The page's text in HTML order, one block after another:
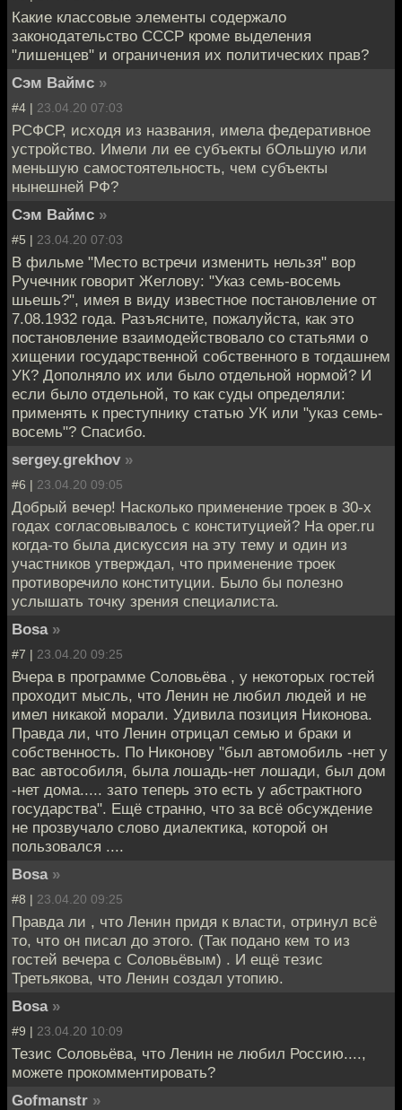
Какие классовые элементы содержало
законодательство СССР кроме выделения
"лишенцев" и ограничения их политических прав?
Сэм Ваймс »
#4 | 23.04.20 07:03
РСФСР, исходя из названия, имела федеративное
устройство. Имели ли ее субъекты бОльшую или
меньшую самостоятельность, чем субъекты
нынешней РФ?
Сэм Ваймс »
#5 | 23.04.20 07:03
В фильме "Место встречи изменить нельзя" вор
Ручечник говорит Жеглову: "Указ семь-восемь
шьешь?", имея в виду известное постановление от
7.08.1932 года. Разъясните, пожалуйста, как это
постановление взаимодействовало со статьями о
хищении государственной собственного в тогдашнем
УК? Дополняло их или было отдельной нормой? И
если было отдельной, то как суды определяли:
применять к преступнику статью УК или "указ семь-
восемь"? Спасибо.
sergey.grekhov »
#6 | 23.04.20 09:05
Добрый вечер! Насколько применение троек в 30-х
годах согласовывалось с конституцией? На oper.ru
когда-то была дискуссия на эту тему и один из
участников утверждал, что применение троек
противоречило конституции. Было бы полезно
услышать точку зрения специалиста.
Bosa »
#7 | 23.04.20 09:25
Вчера в программе Соловьёва , у некоторых гостей
проходит мысль, что Ленин не любил людей и не
имел никакой морали. Удивила позиция Никонова.
Правда ли, что Ленин отрицал семью и браки и
собственность. По Никонову "был автомобиль -нет у
вас автособиля, была лошадь-нет лошади, был дом
-нет дома..... зато теперь это есть у абстрактного
государства". Ещё странно, что за всё обсуждение
не прозвучало слово диалектика, которой он
пользовался ....
Bosa »
#8 | 23.04.20 09:25
Правда ли , что Ленин придя к власти, отринул всё
то, что он писал до этого. (Так подано кем то из
гостей вечера с Соловьёвым) . И ещё тезис
Третьякова, что Ленин создал утопию.
Bosa »
#9 | 23.04.20 10:09
Тезис Соловьёва, что Ленин не любил Россию....,
можете прокомментировать?
Gofmanstr »